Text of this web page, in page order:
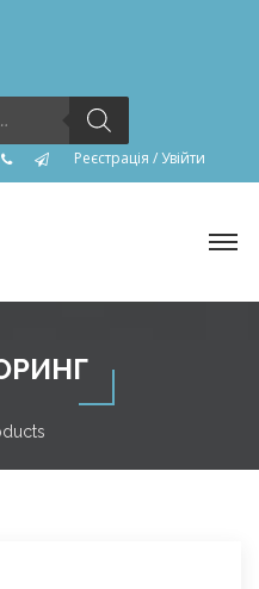
Реєстрація /Увійти